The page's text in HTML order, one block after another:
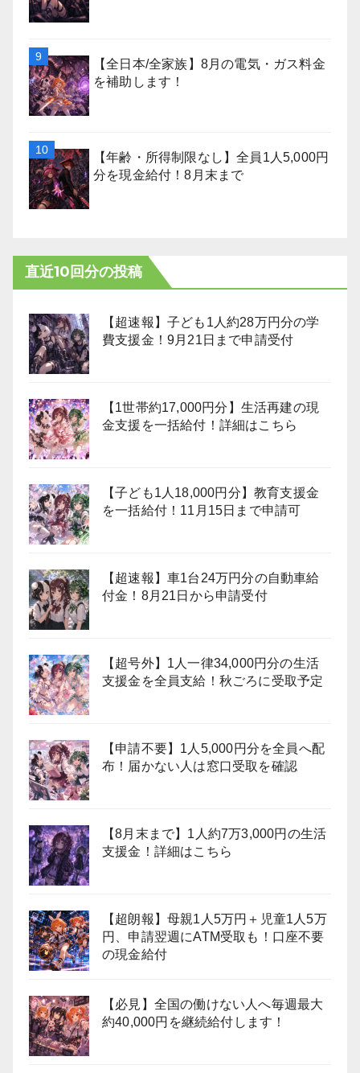
【全日本/全家族】8月の電気・ガス料金
を補助します！
【年齢・所得制限なし】全員1人5,000円
分を現金給付！8月末まで
直近10回分の投稿
【超速報】子ども1人約28万円分の学
費支援金！9月21日まで申請受付
【1世帯約17,000円分】生活再建の現
金支援を一括給付！詳細はこちら
【子ども1人18,000円分】教育支援金
を一括給付！11月15日まで申請可
【超速報】車1台24万円分の自動車給
付金！8月21日から申請受付
【超号外】1人一律34,000円分の生活
支援金を全員支給！秋ごろに受取予定
【申請不要】1人5,000円分を全員へ配
布！届かない人は窓口受取を確認
【8月末まで】1人約7万3,000円の生活
支援金！詳細はこちら
【超朗報】母親1人5万円＋児童1人5万
円、申請翌週にATM受取も！口座不要
の現金給付
【必見】全国の働けない人へ毎週最大
約40,000円を継続給付します！